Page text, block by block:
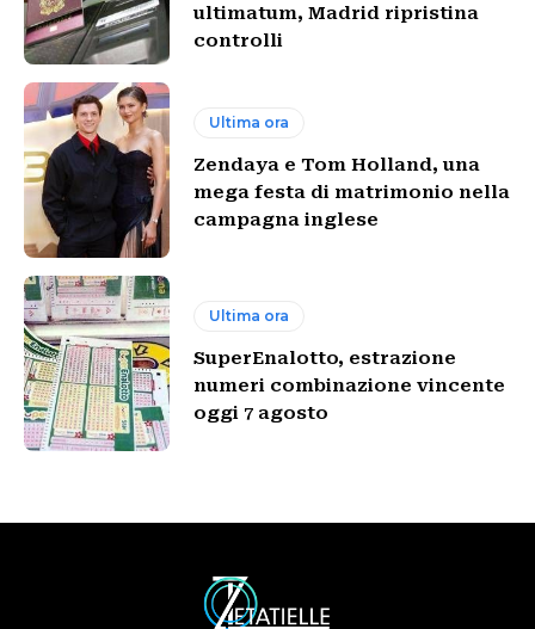
ultimatum, Madrid ripristina
controlli
Ultima ora
Zendaya e Tom Holland, una
mega festa di matrimonio nella
campagna inglese
Ultima ora
SuperEnalotto, estrazione
numeri combinazione vincente
oggi 7 agosto